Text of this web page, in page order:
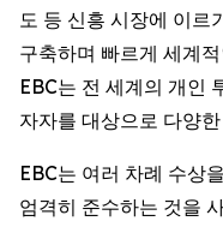
도 등 신흥 시장에 이르
구축하며 빠르게 세계
EBC는 전 세계의 개인
자자를 대상으로 다양
EBC는 여러 차례 수상
엄격히 준수하는 것을